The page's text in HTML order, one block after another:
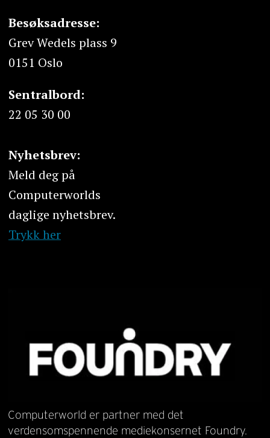
Besøksadresse:
Grev Wedels plass 9
0151 Oslo
Sentralbord:
22 05 30 00
Nyhetsbrev:
Meld deg på
Computerworlds
daglige nyhetsbrev.
Trykk her
Computerworld er partner med det
verdensomspennende mediekonsernet Foundry.